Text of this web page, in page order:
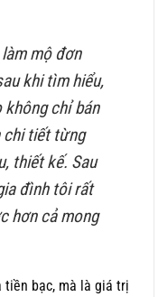
mộ đơn
khi tìm hiểu,
không chỉ bán
chi tiết từng
thiết kế. Sau
đình tôi rất
hơn cả mong
tiền bạc, mà là giá trị